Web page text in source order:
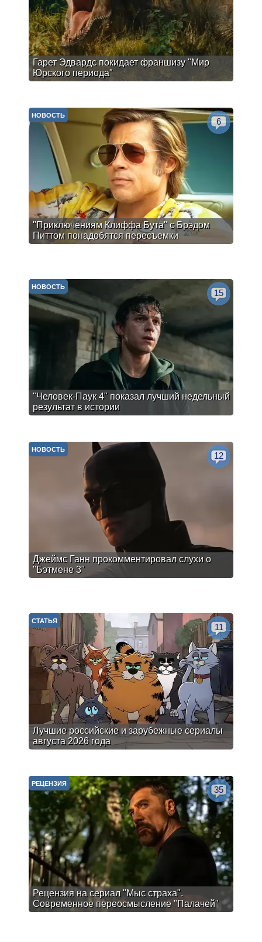
Гарет Эдвардс покидает франшизу "Мир
Юрского периода"
"Приключениям Клиффа Бута" с Брэдом
Питтом понадобятся пересъемки
НОВОСТЬ
6
"Человек-Паук 4" показал лучший недельный
результат в истории
НОВОСТЬ
15
Джеймс Ганн прокомментировал слухи о
"Бэтмене 3"
НОВОСТЬ
12
Лучшие российские и зарубежные сериалы
августа 2026 года
СТАТЬЯ
11
Рецензия на сериал "Мыс страха".
Современное переосмысление "Палачей"
РЕЦЕНЗИЯ
35